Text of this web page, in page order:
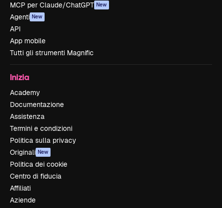
MCP per Claude/ChatGPT New
Agenti New
API
App mobile
Tutti gli strumenti Magnific
Inizia
Academy
Documentazione
Assistenza
Termini e condizioni
Politica sulla privacy
Originali New
Politica dei cookie
Centro di fiducia
Affiliati
Aziende